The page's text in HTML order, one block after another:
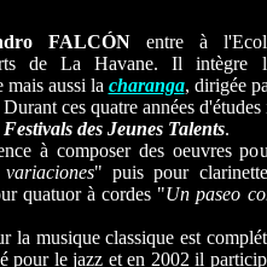
FALCÓN entre à
de La Havane. Il intègre
aussi la charanga, dirigée
ces quatre années d'études
Festivals des Jeunes Talents.
à composer des oeuvres
" puis pour
quatuor à cordes "Un paseo
la musique classique est
pour le jazz et en 2002 il